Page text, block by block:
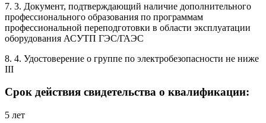
7. 3. Документ, подтверждающий наличие дополнительного
профессионального образования по программам
профессиональной переподготовки в области эксплуатации
оборудования АСУТП ГЭС/ГАЭС
8. 4. Удостоверение о группе по электробезопасности не ниже
III
Срок действия свидетельства о квалификации:
5 лет